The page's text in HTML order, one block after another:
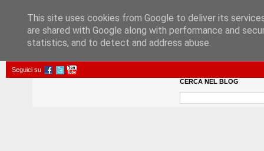
Seguici su
CERCA NEL BLOG
This site uses cookies from Google to deliver its
are shared with Google along with performance and
statistics, and to detect and address abuse.